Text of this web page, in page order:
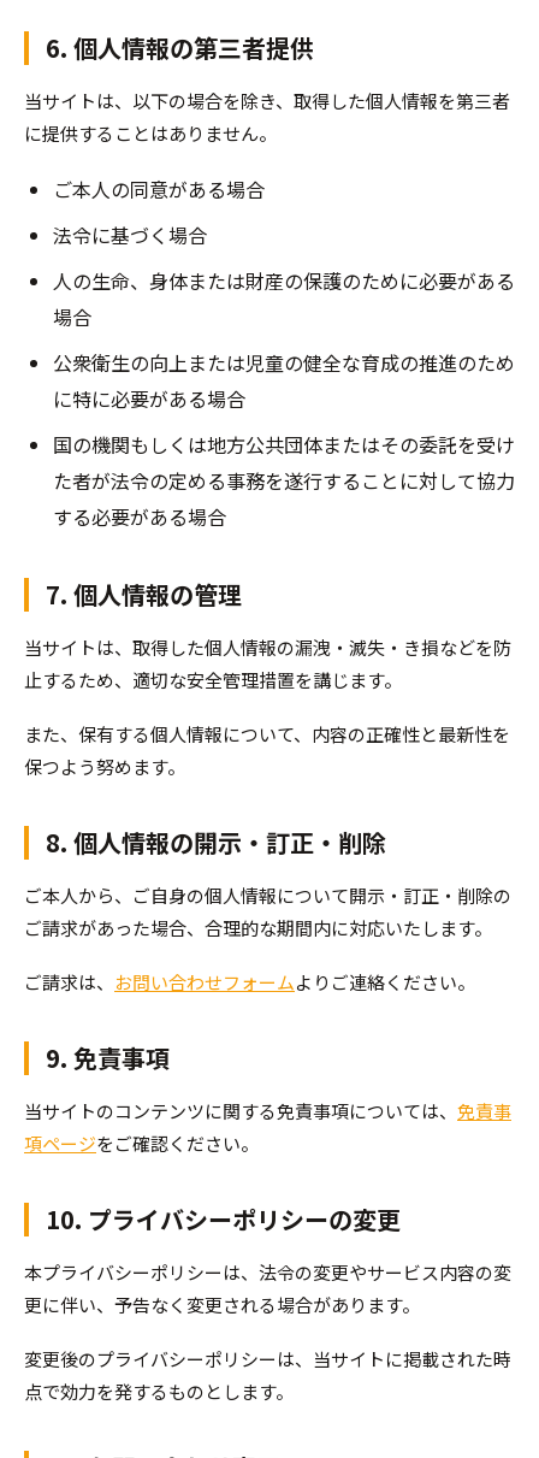
6. 個人情報の第三者提供
当サイトは、以下の場合を除き、取得した個人情報を第三者
に提供することはありません。
ご本人の同意がある場合
法令に基づく場合
人の生命、身体または財産の保護のために必要がある
場合
公衆衛生の向上または児童の健全な育成の推進のため
に特に必要がある場合
国の機関もしくは地方公共団体またはその委託を受け
た者が法令の定める事務を遂行することに対して協力
する必要がある場合
7. 個人情報の管理
当サイトは、取得した個人情報の漏洩・滅失・き損などを防
止するため、適切な安全管理措置を講じます。
また、保有する個人情報について、内容の正確性と最新性を
保つよう努めます。
8. 個人情報の開示・訂正・削除
ご本人から、ご自身の個人情報について開示・訂正・削除の
ご請求があった場合、合理的な期間内に対応いたします。
ご請求は、 お問い合わせフォームよりご連絡ください。
9. 免責事項
当サイトのコンテンツに関する免責事項については、 免責事
項ページをご確認ください。
10. プライバシーポリシーの変更
本プライバシーポリシーは、法令の変更やサービス内容の変
更に伴い、予告なく変更される場合があります。
変更後のプライバシーポリシーは、当サイトに掲載された時
点で効力を発するものとします。